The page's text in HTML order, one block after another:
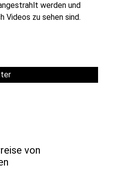
werden und
Videos zu sehen sind.
von